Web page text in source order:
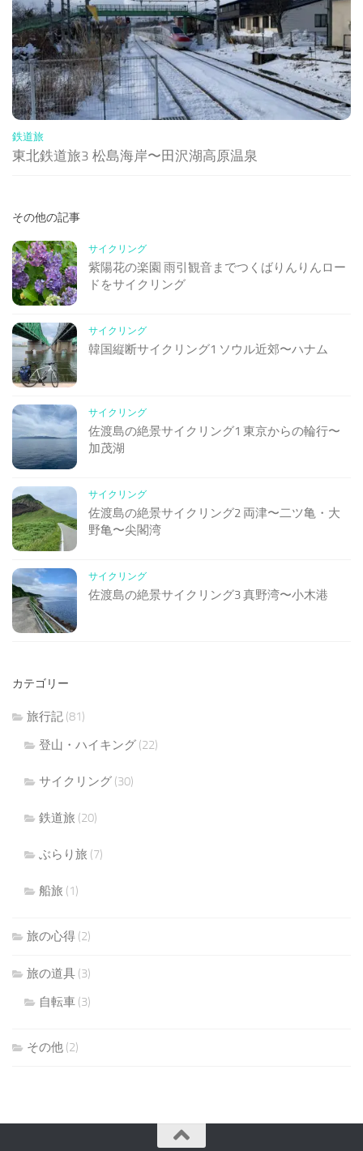
鉄道旅
東北鉄道旅3 松島海岸〜田沢湖高原温泉
その他の記事
サイクリング
紫陽花の楽園 雨引観音までつくばりんりんロー
ドをサイクリング
サイクリング
韓国縦断サイクリング1 ソウル近郊〜ハナム
サイクリング
佐渡島の絶景サイクリング1 東京からの輪行〜
加茂湖
サイクリング
佐渡島の絶景サイクリング2 両津〜二ツ亀・大
野亀〜尖閣湾
サイクリング
佐渡島の絶景サイクリング3 真野湾〜小木港
カテゴリー
旅行記 (81)
登山・ハイキング (22)
サイクリング (30)
鉄道旅 (20)
ぶらり旅 (7)
船旅 (1)
旅の心得 (2)
旅の道具 (3)
自転車 (3)
その他 (2)